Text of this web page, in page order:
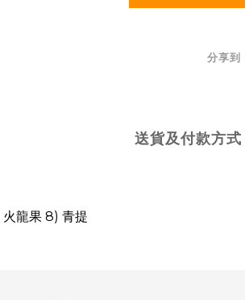
分享到
送貨及付款方式
火龍果 8) 青提